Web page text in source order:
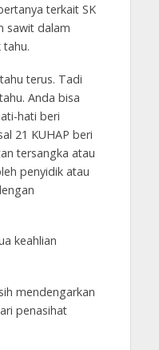
terkait SK
sawit dalam
terus. Tadi
Anda bisa
hati beri
21 KUHAP beri
tersangka atau
penyidik atau
keahlian
mendengarkan
penasihat